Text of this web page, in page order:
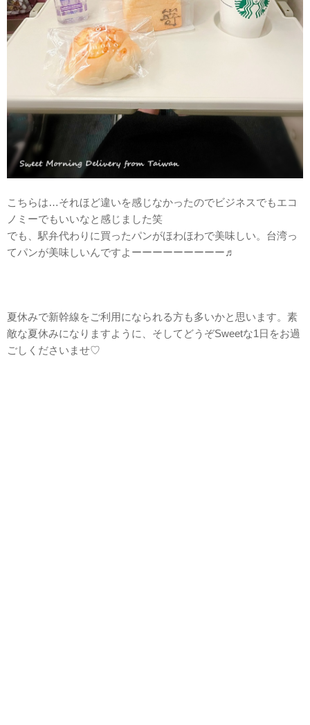
こちらは…それほど違いを感じなかったのでビジネスでもエコ
ノミーでもいいなと感じました笑
でも、駅弁代わりに買ったパンがほわほわで美味しい。台湾っ
てパンが美味しいんですよーーーーーーーーー♬
夏休みで新幹線をご利用になられる方も多いかと思います。素
敵な夏休みになりますように、そしてどうぞSweetな1日をお過
ごしくださいませ♡